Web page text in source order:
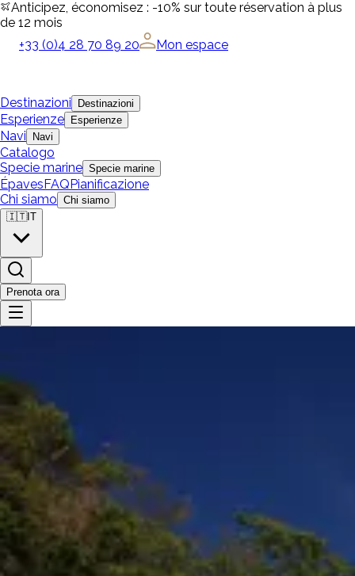
Anticipez, économisez : -10% sur toute réservation à plus
de 12 mois
+33 (0)4 28 70 89 20
Mon espace
Destinazioni Destinazioni
Esperienze Esperienze
Navi Navi
Catalogo
Specie marine Specie marine
ÉpavesFAQPianificazione
Chi siamo Chi siamo
🇮🇹IT
Prenota ora